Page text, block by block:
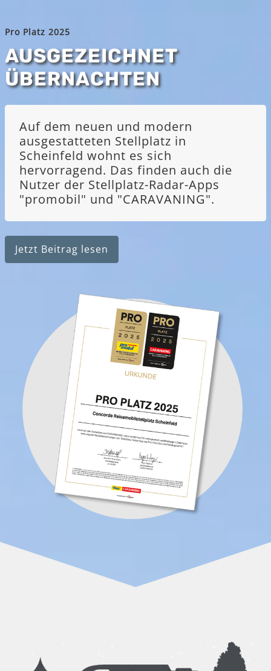
Pro Platz 2025
AUSGEZEICHNET
ÜBERNACHTEN
Auf dem neuen und modern
ausgestatteten Stellplatz in
Scheinfeld wohnt es sich
hervorragend. Das finden auch die
Nutzer der Stellplatz-Radar-Apps
"promobil" und "CARAVANING".
Jetzt Beitrag lesen